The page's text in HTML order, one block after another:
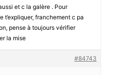
et c la galère . Pour
t’expliquer, franchement c pa
pense à toujours vérifier
la mise
#84743